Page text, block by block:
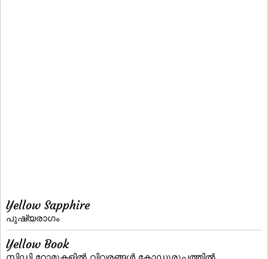
Yellow Sapphire
പുഷ്യരാഗം
Yellow Book
സിഡി റോമുകളില്‍ വിവരങ്ങള്‍ കോഡുരൂപത്തില്‍